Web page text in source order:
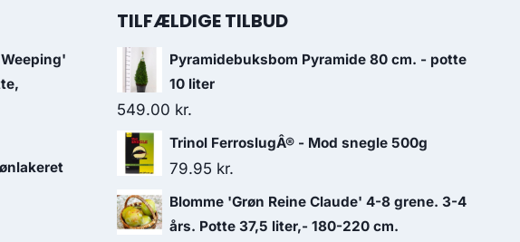
TILFÆLDIGE TILBUD
Pyramidebuksbom Pyramide 80 cm. - potte
10 liter
549.00 kr.
Trinol FerroslugÂ® - Mod snegle 500g
79.95 kr.
Blomme 'Grøn Reine Claude' 4-8 grene. 3-4
års. Potte 37,5 liter,- 180-220 cm.